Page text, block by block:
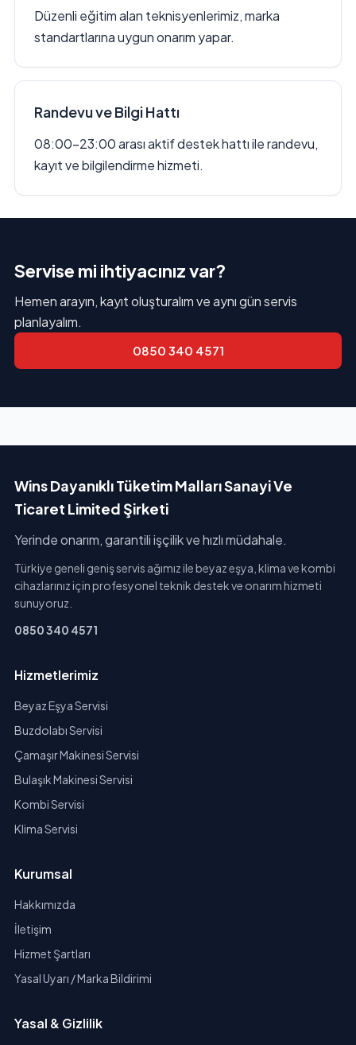
Düzenli eğitim alan teknisyenlerimiz, marka
standartlarına uygun onarım yapar.
Randevu ve Bilgi Hattı
08:00–23:00 arası aktif destek hattı ile randevu,
kayıt ve bilgilendirme hizmeti.
Servise mi ihtiyacınız var?
Hemen arayın, kayıt oluşturalım ve aynı gün servis
planlayalım.
0850 340 4571
Wins Dayanıklı Tüketim Malları Sanayi Ve
Ticaret Limited Şirketi
Yerinde onarım, garantili işçilik ve hızlı müdahale.
Türkiye geneli geniş servis ağımız ile beyaz eşya, klima ve kombi
cihazlarınız için profesyonel teknik destek ve onarım hizmeti
sunuyoruz.
0850 340 4571
Hizmetlerimiz
Beyaz Eşya Servisi
Buzdolabı Servisi
Çamaşır Makinesi Servisi
Bulaşık Makinesi Servisi
Kombi Servisi
Klima Servisi
Kurumsal
Hakkımızda
İletişim
Hizmet Şartları
Yasal Uyarı / Marka Bildirimi
Yasal & Gizlilik